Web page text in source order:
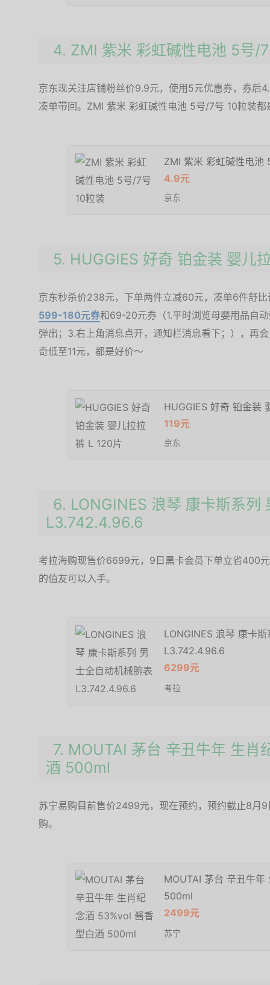
4. ZMI 紫米 彩虹碱性电池 5号/
京东现关注店铺粉丝价9.9元，使用5元优惠券，券后
凑单带回。ZMI 紫米 彩虹碱性电池 5号/7号 10粒装都
ZMI 紫米 彩虹碱性电池
4.9元
京东
5. HUGGIES 好奇 铂金装 婴儿
京东秒杀价238元，下单两件立减60元，凑单6件舒
599-180元券和69-20元券（1.平时浏览母婴用品自
弹出；3.右上角消息点开，通知栏消息看下；），再
奇低至11元，都是好价～
HUGGIES 好奇 铂金装
119元
京东
6. LONGINES 浪琴 康卡斯系列
L3.742.4.96.6
考拉海购现售价6699元，9日黑卡会员下单立省400
的值友可以入手。
LONGINES 浪琴 康卡
L3.742.4.96.6
6299元
考拉
7. MOUTAI 茅台 辛丑牛年 生肖
酒 500ml
苏宁易购目前售价2499元，现在预约，预约截止8月
购。
MOUTAI 茅台 辛丑牛
500ml
2499元
苏宁